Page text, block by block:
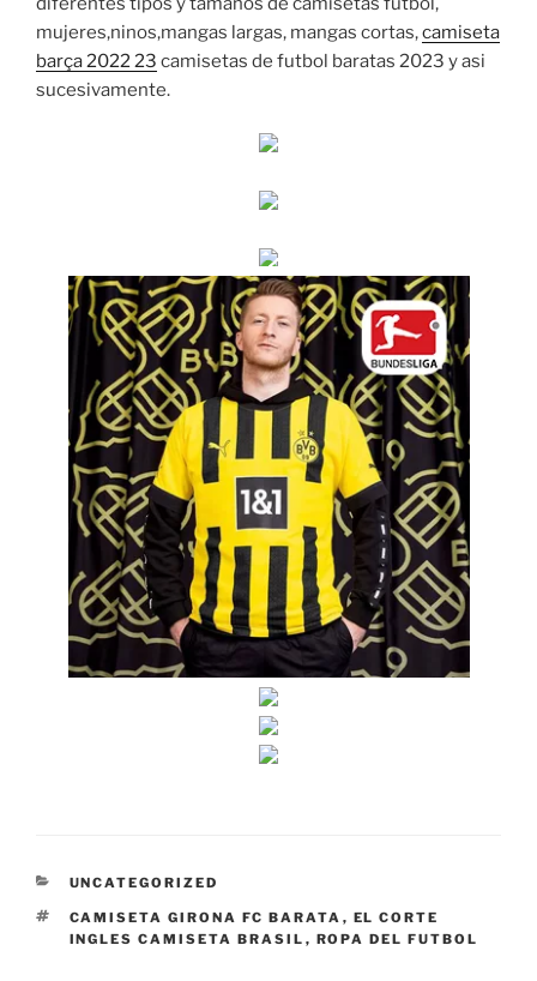
mujeres,ninos,mangas largas, mangas cortas,camiseta
barça 2022 23 camisetas de futbol baratas 2023 y asi
sucesivamente.
CATEGORÍAS
UNCATEGORIZED
ETIQUETAS
CAMISETA GIRONA FC BARATA , EL CORTE
INGLES CAMISETA BRASIL , ROPA DEL FUTBOL